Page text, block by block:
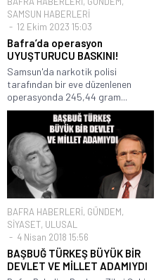
SAMSUN HABERLERİ
12 Ekim 2023 15:03
Bafra’da operasyon
UYUŞTURUCU BASKINI!
Samsun'da narkotik polisi
tarafından bir eve düzenlenen
operasyonda 245,44 gram...
BAFRA HABERLERİ, GÜNDEM,
SİYASET, ULUSAL
4 Nisan 2018 15:56
BAŞBUĞ TÜRKEŞ BÜYÜK BİR
DEVLET VE MİLLET ADAMIYDI